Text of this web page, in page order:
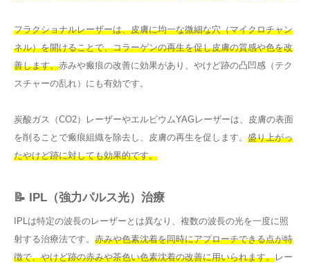
フラクショナルレーザーは、皮膚に均一な微細な穴（マイクロチャン
ネル）を開けることで、コラーゲンの再生を促し皮膚の質感や色を改
善します。赤みや瘢痕の改善に効果があり、やけど跡の凸凹感（テク
スチャーの乱れ）にも有効です。
炭酸ガス（CO2）レーザーやエルビウムYAGレーザーは、皮膚の表面
を削ることで瘢痕組織を除去し、皮膚の再生を促します。 盛り上がっ
たやけど跡に対しても効果的です。
📝 IPL（強力パルス光）治療
IPLは特定の波長のレーザーとは異なり、複数の波長の光を一度に照
射する治療法です。 赤みや色素沈着を同時にアプローチできる点が特
徴で、やけど跡の赤みや茶色い色素沈着の改善に用いられます。レー